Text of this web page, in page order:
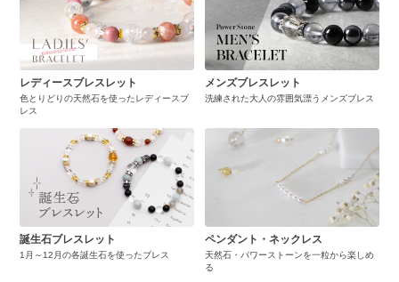
レディースブレスレット
色とりどりの天然石を使ったレディースブ
レス
メンズブレスレット
洗練された大人の雰囲気漂うメンズブレス
誕生石ブレスレット
1月～12月の各誕生石を使ったブレス
ペンダント・ネックレス
天然石・パワーストーンを一粒から楽しめ
る